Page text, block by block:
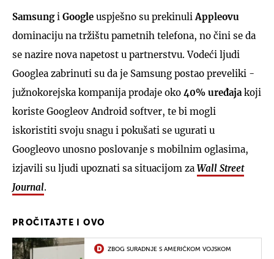
Samsungi Google uspješno su prekinuli Appleovu
dominaciju na tržištu pametnih telefona, no čini se da
se nazire nova napetost u partnerstvu. Vodeći ljudi
Googlea zabrinuti su da je Samsung postao preveliki -
južnokorejska kompanija prodaje oko 40% uređaja koji
koriste Googleov Android softver, te bi mogli
iskoristiti svoju snagu i pokušati se ugurati u
Googleovo unosno poslovanje s mobilnim oglasima,
izjavili su ljudi upoznati sa situacijom za Wall Street
Journal.
PROČITAJTE I OVO
ZBOG SURADNJE S AMERIČKOM VOJSKOM